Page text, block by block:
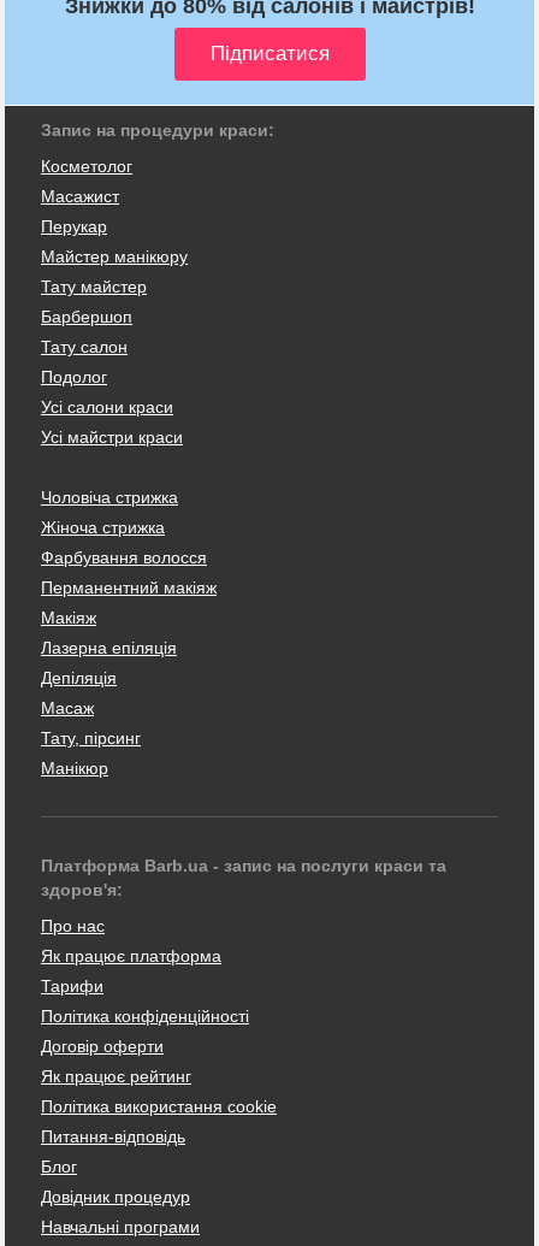
Знижки до 80% від салонів і майстрів!
Запис на процедури краси:
Косметолог
Масажист
Перукар
Майстер манікюру
Тату майстер
Барбершоп
Тату салон
Подолог
Усі салони краси
Усі майстри краси
Чоловіча стрижка
Жіноча стрижка
Фарбування волосся
Перманентний макіяж
Макіяж
Лазерна епіляція
Депіляція
Масаж
Тату, пірсинг
Манікюр
Платформа Barb.ua - запис на послуги краси та
здоров'я:
Про нас
Як працює платформа
Тарифи
Політика конфіденційності
Договір оферти
Як працює рейтинг
Політика використання cookie
Питання-відповідь
Блог
Довідник процедур
Навчальні програми